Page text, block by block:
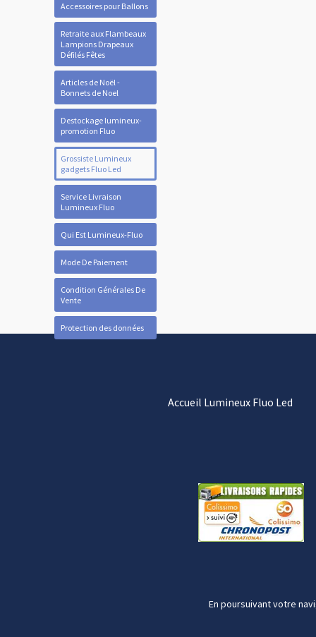
Accessoires pour Ballons
Retraite aux Flambeaux
Lampions Drapeaux
Défilés Fêtes
Articles de Noël -
Bonnets de Noel
Destockage lumineux-
promotion Fluo
Grossiste Lumineux
gadgets Fluo Led
Service Livraison
Lumineux Fluo
Qui Est Lumineux-Fluo
Mode De Paiement
Condition Générales De
Vente
Protection des données
Accueil Lumineux Fluo Led
En poursuivant votre